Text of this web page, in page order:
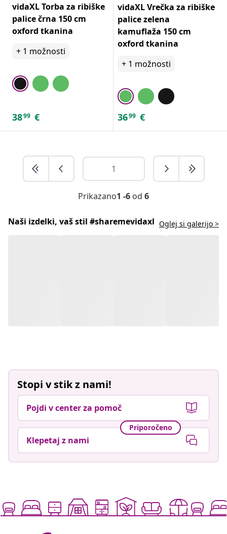
vidaXL Torba za ribiške
palice črna 150 cm
oxford tkanina
+ 1 možnosti
3899 €
vidaXL Vrečka za ribiške
palice zelena
kamuflaža 150 cm
oxford tkanina
+ 1 možnosti
3699 €
Prikazano1 -6 od 6
Naši izdelki, vaš stil #sharemevidaxl Oglej si galerijo >
Stopi v stik z nami!
Pojdi v center za pomoč
Priporočeno
Klepetaj z nami